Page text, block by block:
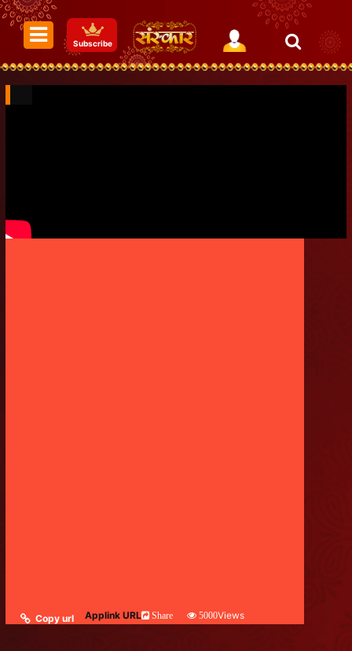
Subscribe
Copy url Applink URL Share 5000Views